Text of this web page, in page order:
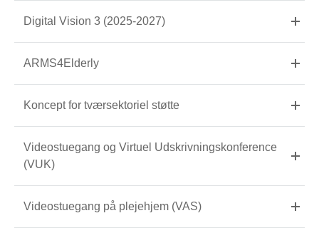
Digital Vision 3 (2025-2027)
ARMS4Elderly
Koncept for tværsektoriel støtte
Videostuegang og Virtuel Udskrivningskonference
(VUK)
Videostuegang på plejehjem (VAS)